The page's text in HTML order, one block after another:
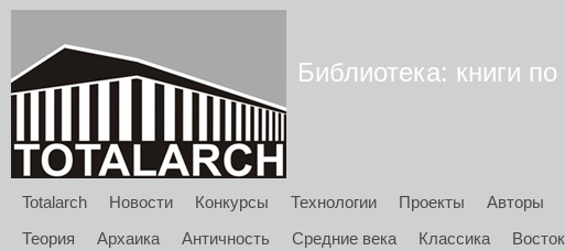
Библиотека: книги
Totalarch Новости Конкурсы Технологии Проекты Авторы
Теория
Архаика Античность Средние века Классика Восток